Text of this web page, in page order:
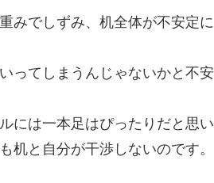
みでしずみ、机全体が不安定に
ってしまうんじゃないかと不安
には一本足はぴったりだと思い
机と自分が干渉しないのです。